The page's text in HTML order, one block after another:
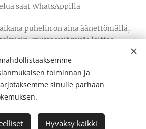
saat WhatsAppilla
puhelin on aina äänettömällä,
mutta voit myös laittaa
Tietosuojaseloste
y-tunnus:3472897-2 Evästeet
Suomi
English
toiminnan ja
sinulle parhaan
Hyväksy kaikki